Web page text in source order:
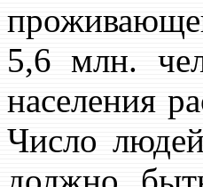
5,6 млн.
населения
Число